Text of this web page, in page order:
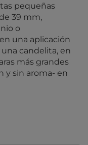
pequeñas
39 mm,
o
una aplicación
candelita, en
más grandes
y sin aroma- en